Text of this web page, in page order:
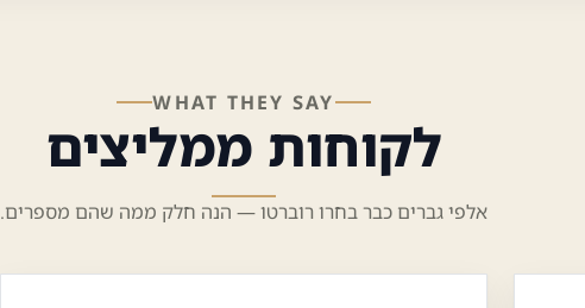
WHAT THEY SAY
לקוחות ממליצים
אלפי גברים כבר בחרו רוברטו — הנה חלק ממה שהם מספרים.